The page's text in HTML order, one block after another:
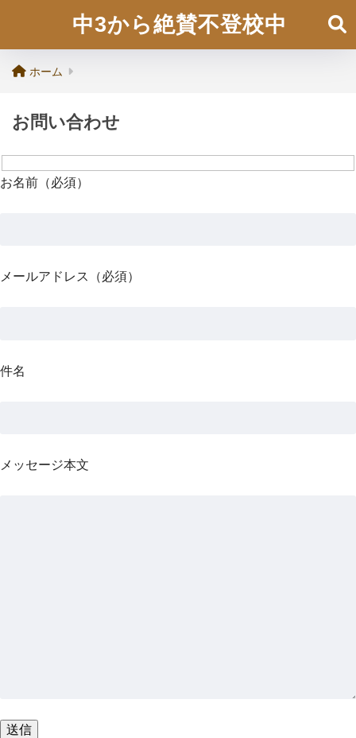
中3から絶賛不登校中
ホーム
お問い合わせ
お名前（必須）
メールアドレス（必須）
件名
メッセージ本文